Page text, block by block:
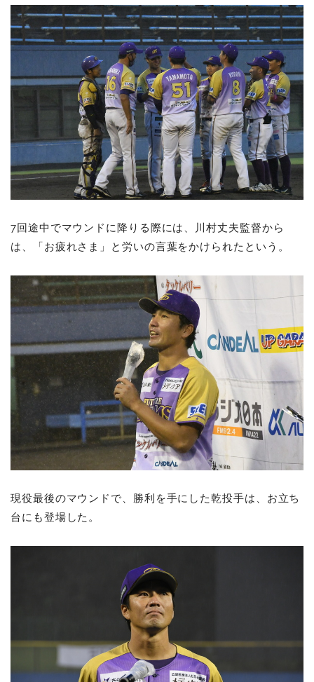
7回途中でマウンドに降りる際には、川村丈夫監督から
は、「お疲れさま」と労いの言葉をかけられたという。
現役最後のマウンドで、勝利を手にした乾投手は、お立ち
台にも登場した。